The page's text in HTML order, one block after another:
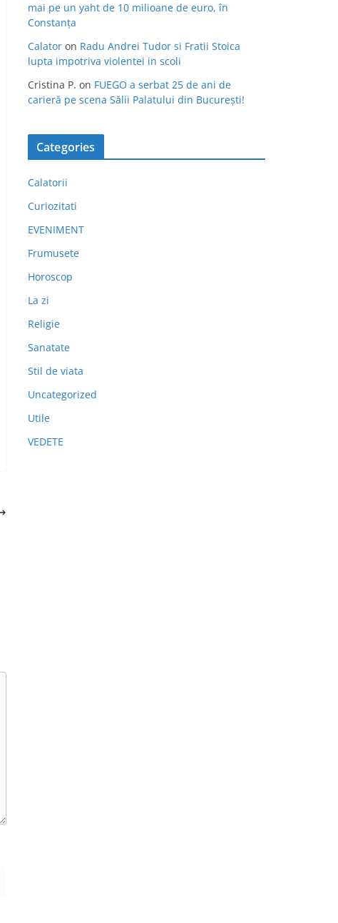
mai pe un yaht de 10 milioane de euro, în
Constanța
Calator on Radu Andrei Tudor si Fratii Stoica
lupta impotriva violentei in scoli
Cristina P. on FUEGO a serbat 25 de ani de
carieră pe scena Sălii Palatului din București!
Categories
Calatorii
Curiozitati
EVENIMENT
Frumusete
Horoscop
La zi
Religie
Sanatate
Stil de viata
Uncategorized
Utile
VEDETE